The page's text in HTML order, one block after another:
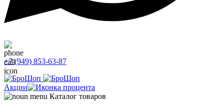
+7 (949) 853-63-87
Акции
Каталог товаров